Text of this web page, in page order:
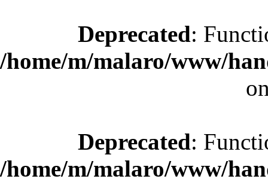
Deprecated:
/home/m/malaro/www/
Deprecated:
/home/m/malaro/www/